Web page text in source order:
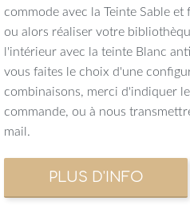
commode avec la Teinte Sable
ou alors réaliser votre
l'intérieur avec la teinte Blanc
vous faites le choix d'une
combinaisons, merci d'indiquer
commande, ou à nous
mail.